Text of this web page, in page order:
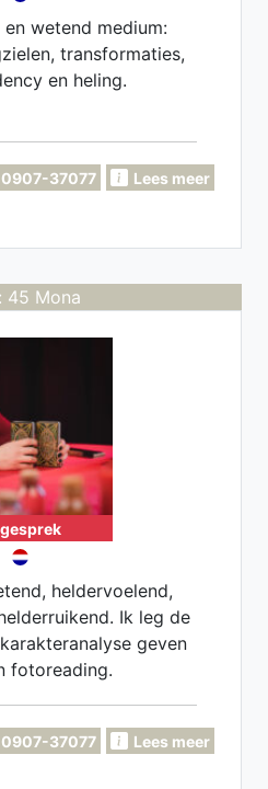
wetend medium:
transformaties,
en heling.
0907-37077
Lees meer
45 Mona
heldervoelend,
Ik leg de
geven
fotoreading.
0907-37077
Lees meer